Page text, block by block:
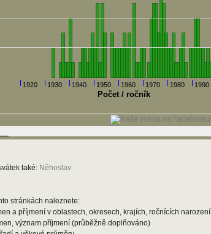
1920 1930 1940 1950 1960 1970 1980 1990
Počet / ročník
také: Něhoslav
stránkách naleznete:
a příjmení v oblastech, okresech, krajích, ročnících narození
význam příjmení (průběžně doplňováno)